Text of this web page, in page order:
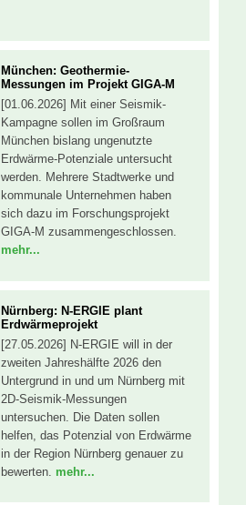
München: Geothermie-
Messungen im Projekt GIGA-M
[01.06.2026] Mit einer Seismik-
Kampagne sollen im Großraum
München bislang ungenutzte
Erdwärme-Potenziale untersucht
werden. Mehrere Stadtwerke und
kommunale Unternehmen haben
sich dazu im Forschungsprojekt
GIGA-M zusammengeschlossen.
mehr...
Nürnberg: N-ERGIE plant
Erdwärmeprojekt
[27.05.2026] N-ERGIE will in der
zweiten Jahreshälfte 2026 den
Untergrund in und um Nürnberg mit
2D-Seismik-Messungen
untersuchen. Die Daten sollen
helfen, das Potenzial von Erdwärme
in der Region Nürnberg genauer zu
bewerten. mehr...